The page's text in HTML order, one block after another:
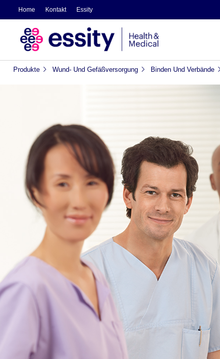
Home Kontakt Essity
Produkte Wund- Und Gefäßversorgung Binden Und Verbände